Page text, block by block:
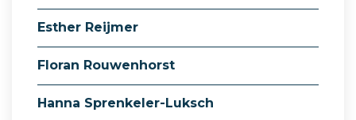
Esther Reijmer
Floran Rouwenhorst
Hanna Sprenkeler-Luksch